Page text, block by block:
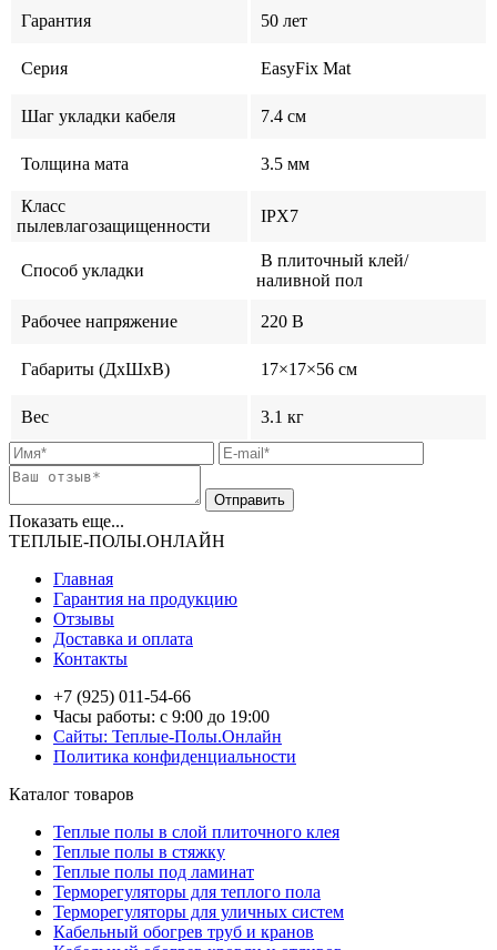
Гарантия 50 лет
Серия EasyFix Mat
Шаг укладки кабеля 7.4 см
Толщина мата 3.5 мм
Класс
пылевлагозащищенности
IPX7
Способ укладки
В плиточный клей/
наливной пол
Рабочее напряжение 220 В
Габариты (ДхШхВ) 17×17×56 см
Вес 3.1 кг
Показать еще...
ТЕПЛЫЕ-ПОЛЫ.ОНЛАЙН
Главная
Гарантия на продукцию
Отзывы
Доставка и оплата
Контакты
+7 (925) 011-54-66
Часы работы: с 9:00 до 19:00
Сайты: Теплые-Полы.Онлайн
Политика конфиденциальности
Каталог товаров
Теплые полы в слой плиточного клея
Теплые полы в стяжку
Теплые полы под ламинат
Терморегуляторы для теплого пола
Терморегуляторы для уличных систем
Кабельный обогрев труб и кранов